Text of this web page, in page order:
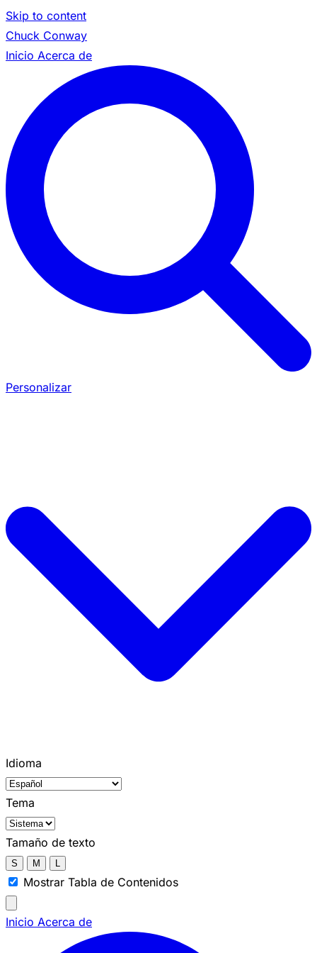
Skip to content
Chuck Conway
Inicio Acerca de
Personalizar
Idioma
Tema
Tamaño de texto
S M L
Mostrar Tabla de Contenidos
Inicio Acerca de